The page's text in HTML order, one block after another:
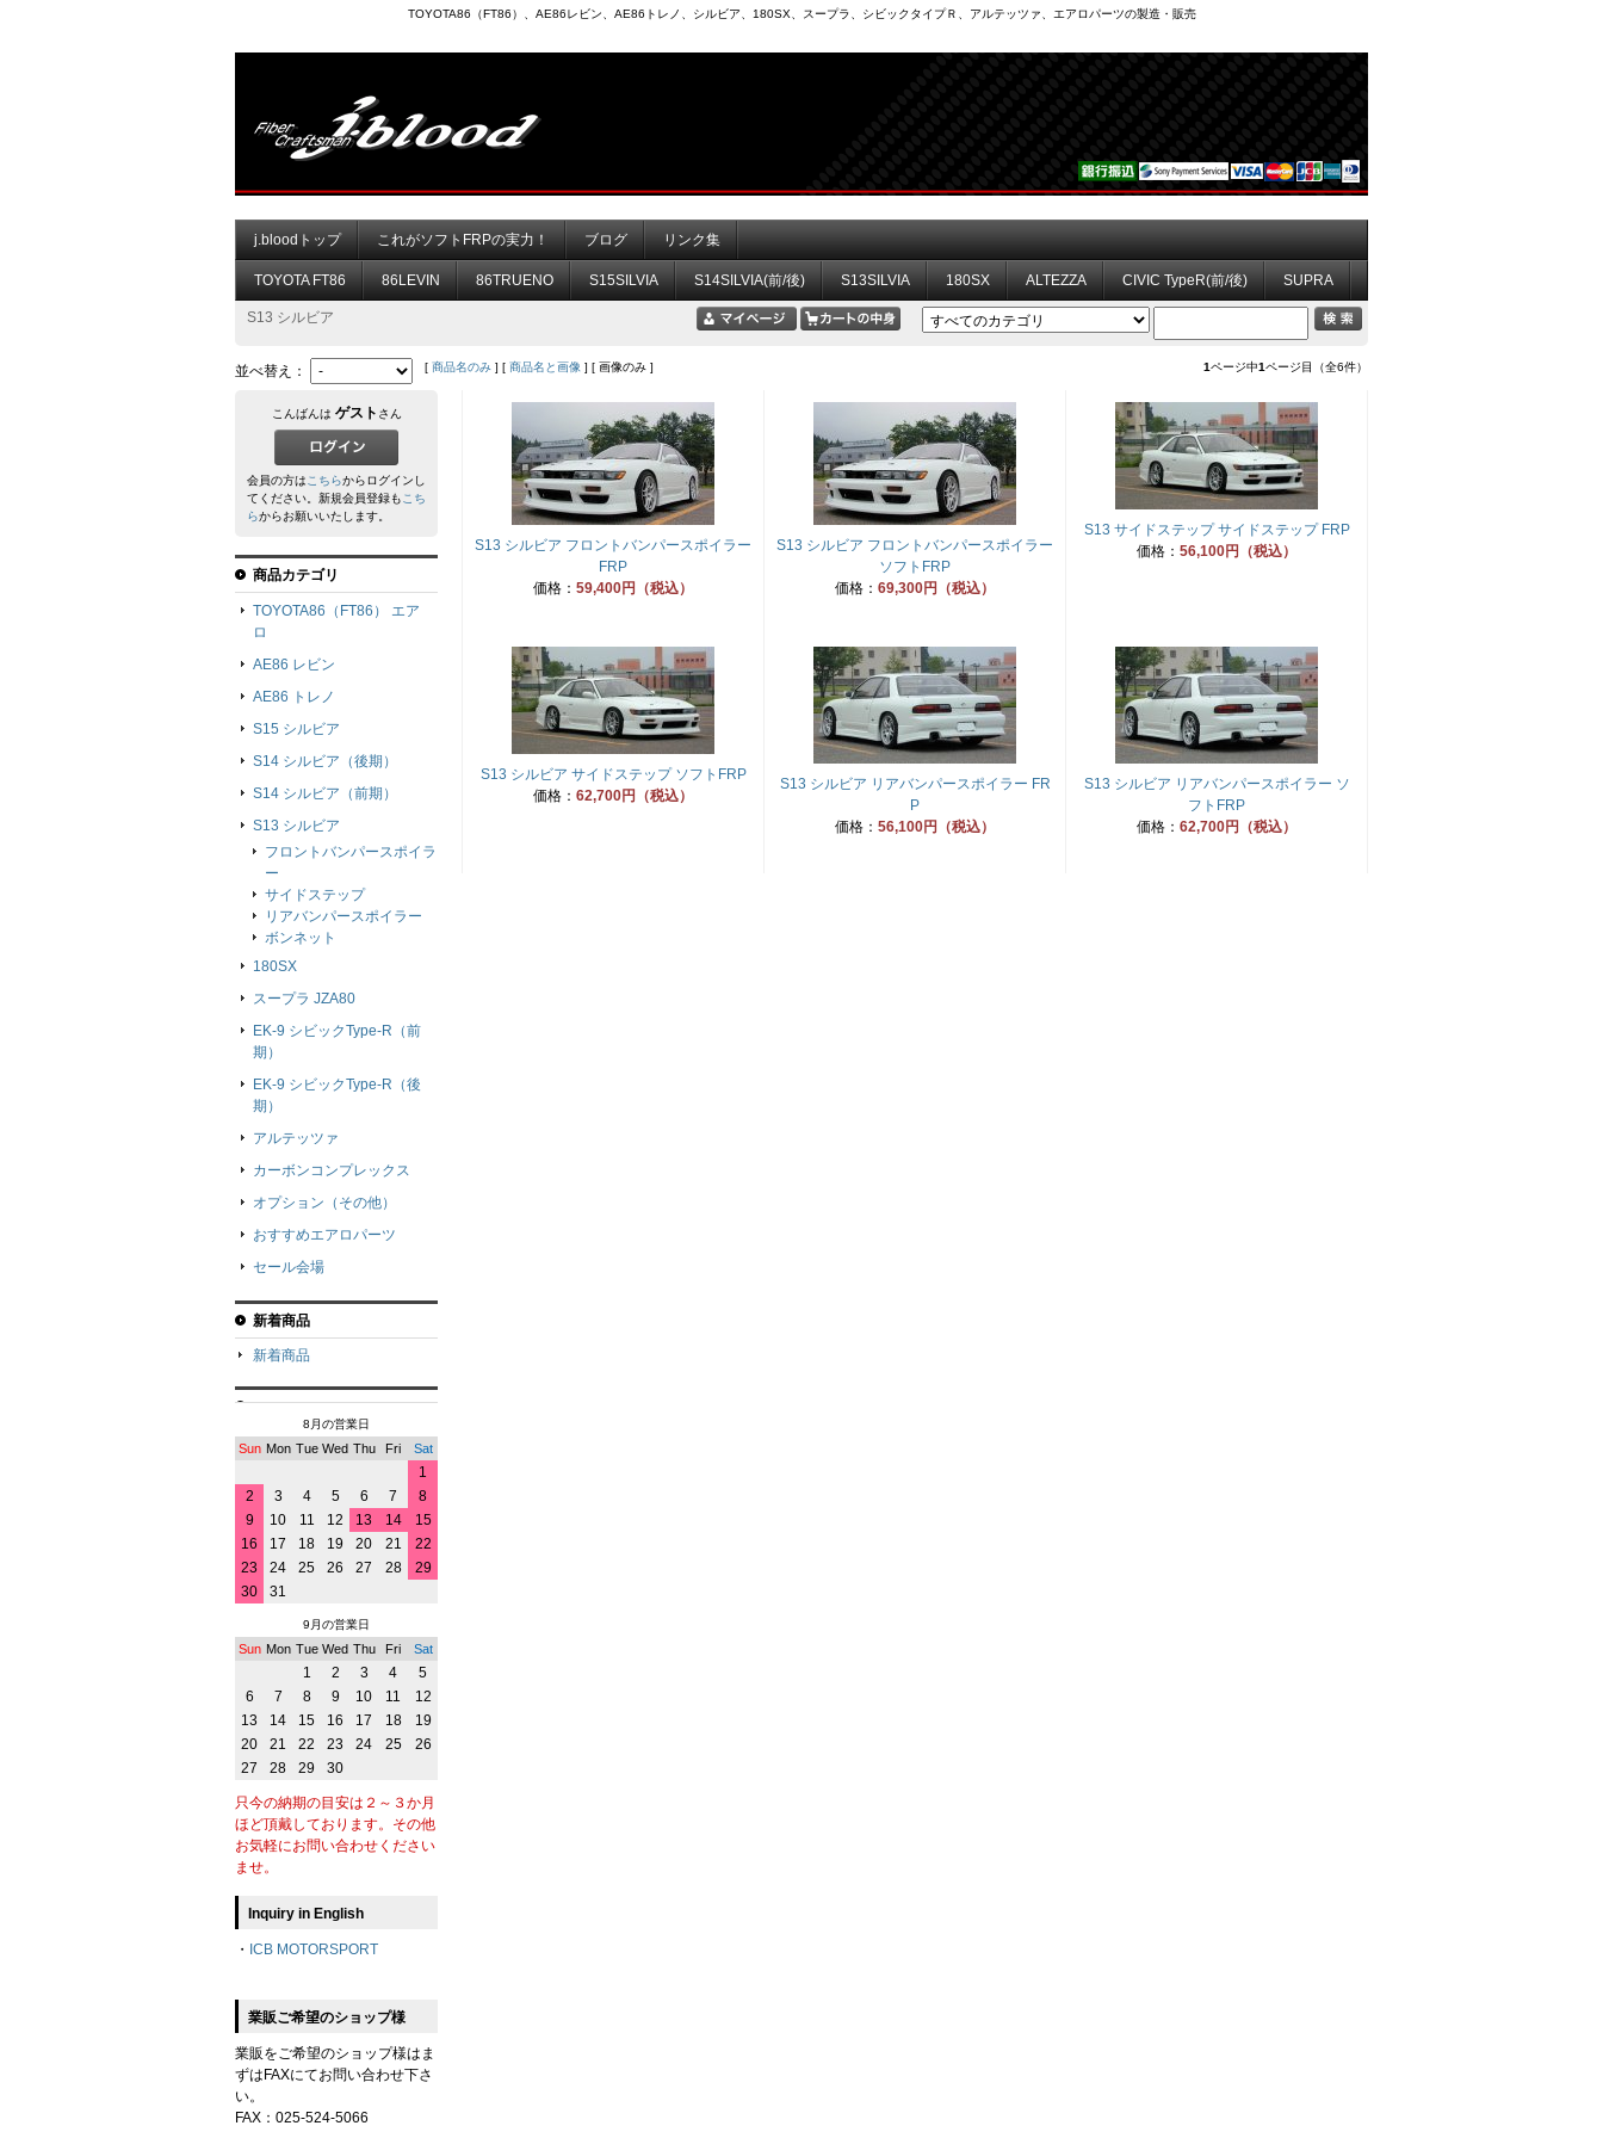
TOYOTA86（FT86）、AE86レビン、AE86トレノ、シルビア、180SX、スープラ、シビックタイプＲ、アルテッツァ、エアロパーツの製造・販売
j.bloodトップ これがソフトFRPの実力！ ブログ リンク集
TOYOTA FT86 86LEVIN 86TRUENO S15SILVIA S14SILVIA(前/後) S13SILVIA 180SX ALTEZZA CIVIC TypeR(前/後) SUPRA
S13 シルビア
並べ替え： [ 商品名のみ ] [ 商品名と画像 ] [ 画像のみ ] 1ページ中1ページ目（全6件）
S13 シルビア フロントバンパースポイラー
FRP
価格： 59,400円（税込）
S13 シルビア フロントバンパースポイラー
ソフトFRP
価格： 69,300円（税込）
S13 サイドステップ サイドステップ FRP
価格： 56,100円（税込）
S13 シルビア サイドステップ ソフトFRP
価格： 62,700円（税込）
S13 シルビア リアバンパースポイラー FR
P
価格： 56,100円（税込）
S13 シルビア リアバンパースポイラー ソ
フトFRP
価格： 62,700円（税込）
こんばんは ゲスト さん
会員の方はこちらからログインし
てください。新規会員登録もこち
らからお願いいたします。
商品カテゴリ
TOYOTA86（FT86） エア
ロ
AE86 レビン
AE86 トレノ
S15 シルビア
S14 シルビア（後期）
S14 シルビア（前期）
S13 シルビア
フロントバンパースポイラ
ー
サイドステップ
リアバンパースポイラー
ボンネット
180SX
スープラ JZA80
EK-9 シビックType-R（前
期）
EK-9 シビックType-R（後
期）
アルテッツァ
カーボンコンプレックス
オプション（その他）
おすすめエアロパーツ
セール会場
新着商品
新着商品
8月の営業日
Sun Mon Tue Wed Thu Fri Sat
1
2
3 4 5 6 7
8
9
10 11 12 13 14
15
16
17 18 19 20 21
22
23
24 25 26 27 28
29
30
31
9月の営業日
Sun Mon Tue Wed Thu Fri Sat
1 2 3 4
5
6
7 8 9 10 11
12
13
14 15 16 17 18
19
20
21 22 23 24 25
26
27
28 29 30
只今の納期の目安は２～３か月
ほど頂戴しております。その他
お気軽にお問い合わせください
ませ。
Inquiry in English
・ ICB MOTORSPORT
業販ご希望のショップ様
業販をご希望のショップ様はま
ずはFAXにてお問い合わせ下さ
い。
FAX：025-524-5066